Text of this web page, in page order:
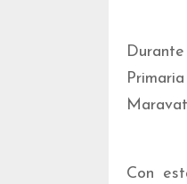
Con